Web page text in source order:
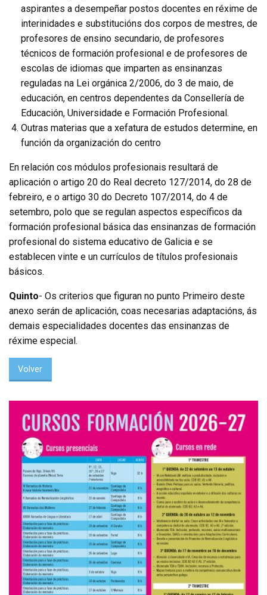
aspirantes a desempeñar postos docentes en réxime de
interinidades e substitucións dos corpos de mestres, de
profesores de ensino secundario, de profesores
técnicos de formación profesional e de profesores de
escolas de idiomas que imparten as ensinanzas
reguladas na Lei orgánica 2/2006, do 3 de maio, de
educación, en centros dependentes da Consellería de
Educación, Universidade e Formación Profesional.
Outras materias que a xefatura de estudos determine, en
función da organización do centro
En relación cos módulos profesionais resultará de
aplicación o artigo 20 do Real decreto 127/2014, do 28 de
febreiro, e o artigo 30 do Decreto 107/2014, do 4 de
setembro, polo que se regulan aspectos específicos da
formación profesional básica das ensinanzas de formación
profesional do sistema educativo de Galicia e se
establecen vinte e un currículos de títulos profesionais
básicos.
Quinto- Os criterios que figuran no punto Primeiro deste
anexo serán de aplicación, coas necesarias adaptacións, ás
demais especialidades docentes das ensinanzas de
réxime especial.
Volver